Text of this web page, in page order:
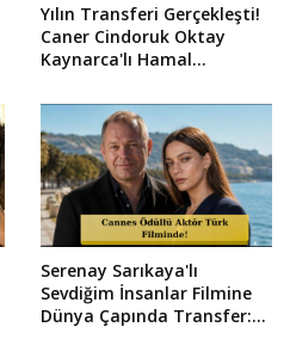
Yılın Transferi Gerçekleşti!
Caner Cindoruk Oktay
Kaynarca'lı Hamal
Serenay Sarıkaya'lı
Sevdiğim İnsanlar Filmine
Dünya Çapında Transfer: